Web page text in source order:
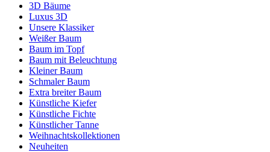
3D Bäume
Luxus 3D
Unsere Klassiker
Weißer Baum
Baum im Topf
Baum mit Beleuchtung
Kleiner Baum
Schmaler Baum
Extra breiter Baum
Künstliche Kiefer
Künstliche Fichte
Künstlicher Tanne
Weihnachtskollektionen
Neuheiten